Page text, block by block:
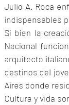
Julio A. Roca
indispensables
Si bien la
Nacional
arquitecto
destinos del
Aires donde
Cultura y vida